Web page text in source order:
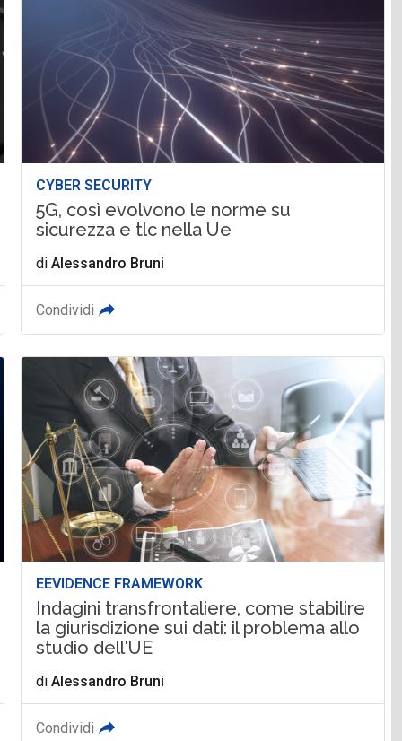
CYBER SECURITY
5G, così evolvono le norme su
sicurezza e tlc nella Ue
diAlessandro Bruni
Condividi
EEVIDENCE FRAMEWORK
Indagini transfrontaliere, come stabilire
la giurisdizione sui dati: il problema allo
studio dell'UE
diAlessandro Bruni
Condividi